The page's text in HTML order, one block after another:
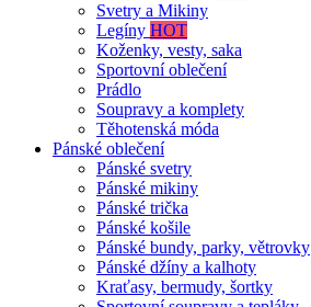
Svetry a Mikiny
Legíny HOT
Koženky, vesty, saka
Sportovní oblečení
Prádlo
Soupravy a komplety
Těhotenská móda
Pánské oblečení
Pánské svetry
Pánské mikiny
Pánské trička
Pánské košile
Pánské bundy, parky, větrovky
Pánské džíny a kalhoty
Kraťasy, bermudy, šortky